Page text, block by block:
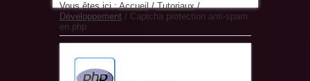
Vous êtes ici :Accueil/Tutoriaux/
Développement/ Captcha protection anti-spam
en php